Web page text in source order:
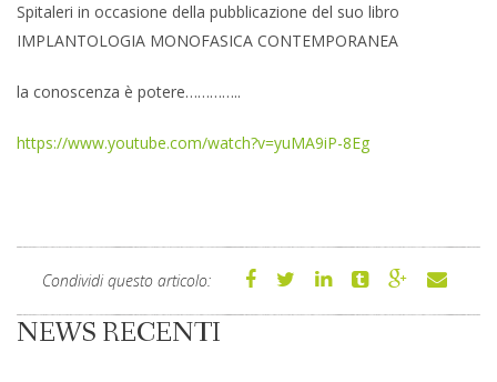
Spitaleri in occasione della pubblicazione del suo libro
IMPLANTOLOGIA MONOFASICA CONTEMPORANEA
la conoscenza è potere…………..
https://www.youtube.com/watch?v=yuMA9iP-8Eg
Condividi questo articolo:
NEWS RECENTI